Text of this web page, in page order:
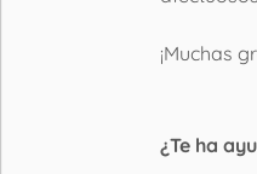
¡Muchas
¿Te ha